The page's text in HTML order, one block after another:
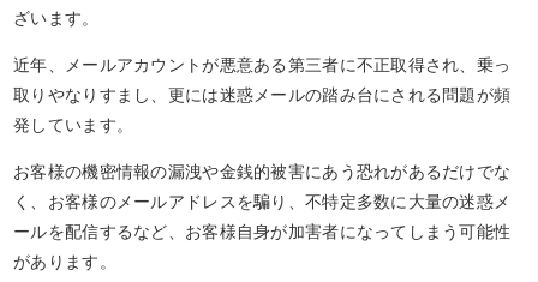
ざいます。
近年、メールアカウントが悪意ある第三者に不正取得され、乗っ
取りやなりすまし、更には迷惑メールの踏み台にされる問題が頻
発しています。
お客様の機密情報の漏洩や金銭的被害にあう恐れがあるだけでな
く、お客様のメールアドレスを騙り、不特定多数に大量の迷惑メ
ールを配信するなど、お客様自身が加害者になってしまう可能性
があります。